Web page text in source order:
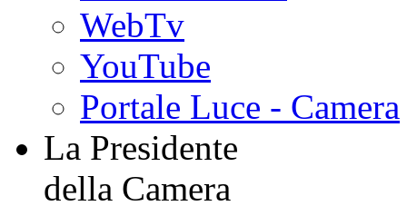
WebTv
YouTube
Portale Luce - Camera
La Presidente
della Camera